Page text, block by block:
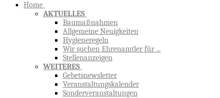
Home
AKTUELLES
Baumaßnahmen
Allgemeine Neuigkeiten
Hygieneregeln
Wir suchen Ehrenamtler für ...
Stellenanzeigen
WEITERES
Gebetsnewsletter
Veranstaltungskalender
Sonderveranstaltungen